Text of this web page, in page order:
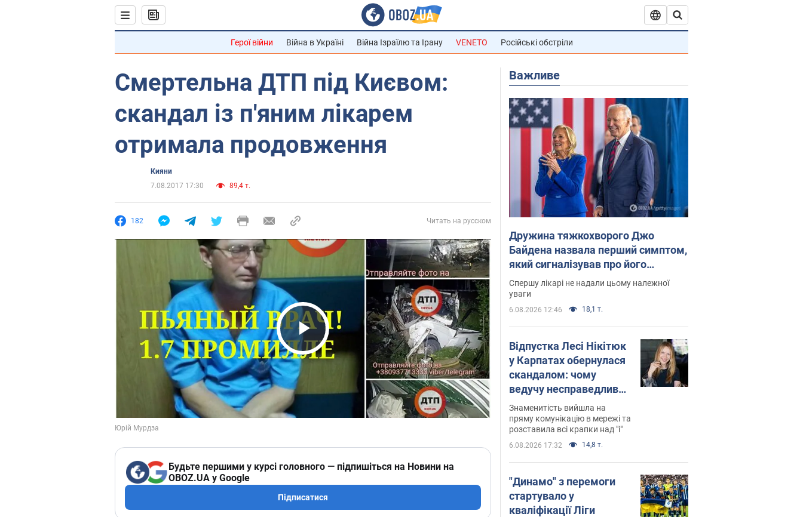
Герої війни Війна в Україні Війна Ізраїлю та Ірану VENETO Російські обстріли
Смертельна ДТП під Києвом:
скандал із п'яним лікарем
отримала продовження
Кияни
7.08.2017 17:30
89,4 т.
182 Читать на русском
Play Video
Будьте першими у курсі головного — підпишіться на Новини на
OBOZ.UA у Google
Підписатися
Важливе
Дружина тяжкохворого Джо
Байдена назвала перший симптом,
який сигналізував про його
"агресивний" рак
Спершу лікарі не надали цьому належної
уваги
6.08.2026 12:46 18,1 т.
Відпустка Лесі Нікітюк
у Карпатах обернулася
скандалом: чому
ведучу несправедливо
захейтили
Знаменитість вийшла на
пряму комунікацію в мережі та
розставила всі крапки над "і"
6.08.2026 17:32 14,8 т.
"Динамо" з перемоги
стартувало у
кваліфікації Ліги